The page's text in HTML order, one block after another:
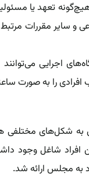
تعهد یا
و سایر مقررات
را به صورت
شکل‌های مختلفی
شاغل وجود
به مجلس ارائه شد.